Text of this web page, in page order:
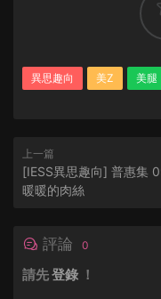
異思趣向 美Z 美腿
上一篇
[IESS異思趣向] 普惠集
暖暖的肉絲
評論 0
請先登錄 ！